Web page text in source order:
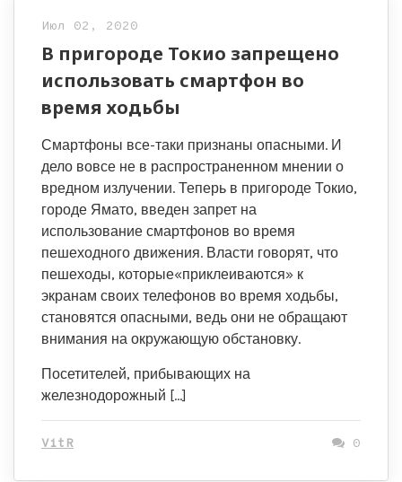
Июл 02, 2020
В пригороде Токио запрещено
использовать смартфон во
время ходьбы
Смартфоны все-таки признаны опасными. И
дело вовсе не в распространенном мнении о
вредном излучении. Теперь в пригороде Токио,
городе Ямато, введен запрет на
использование смартфонов во время
пешеходного движения. Власти говорят, что
пешеходы, которые«приклеиваются» к
экранам своих телефонов во время ходьбы,
становятся опасными, ведь они не обращают
внимания на окружающую обстановку.
Посетителей, прибывающих на
железнодорожный […]
VitR 0